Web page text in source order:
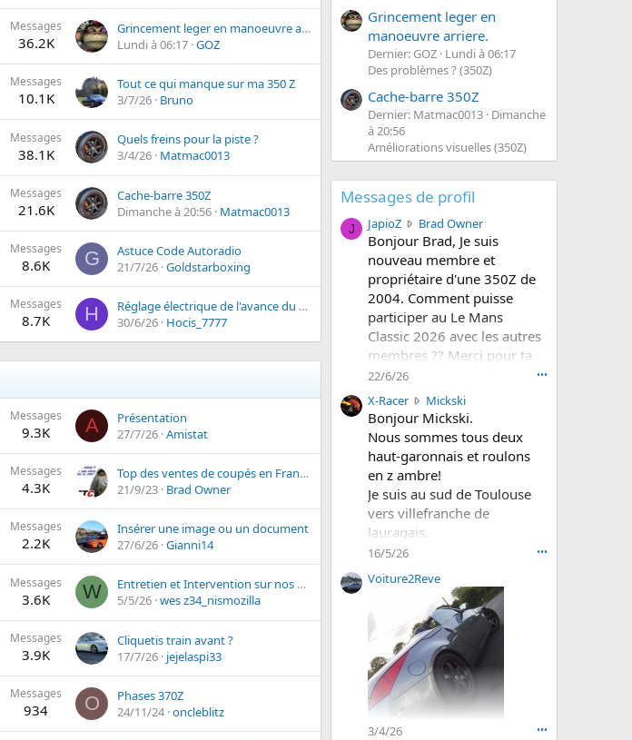
Messages
36.2K
Grincement leger en manoeuvre arriere.
Lundi à 06:17 GOZ
Messages
10.1K
Tout ce qui manque sur ma 350 Z
3/7/26 Bruno
Messages
38.1K
Quels freins pour la piste ?
3/4/26 Matmac0013
Messages
21.6K
Cache-barre 350Z
Dimanche à 20:56 Matmac0013
Messages
8.6K G
Astuce Code Autoradio
21/7/26 Goldstarboxing
Messages
8.7K H
Réglage électrique de l'avance du siège conducteur HS
30/6/26 Hocis_7777
Messages
9.3K A
Présentation
27/7/26 Amistat
Messages
4.3K
Top des ventes de coupés en France en 2017...
21/9/23 Brad Owner
Messages
2.2K
Insérer une image ou un document
27/6/26 Gianni14
Messages
3.6K W
Entretien et Intervention sur nos 370z Roadster Centre-Val de Loire
5/5/26 wes z34_nismozilla
Messages
3.9K
Cliquetis train avant ?
17/7/26 jejelaspi33
Messages
934 O
Phases 370Z
24/11/24 oncleblitz
Grincement leger en
manoeuvre arriere.
Dernier: GOZ Lundi à 06:17
Des problèmes ? (350Z)
Cache-barre 350Z
Dernier: Matmac0013 Dimanche
à 20:56
Améliorations visuelles (350Z)
Messages de profil
J JapioZ Brad OwnerJ
a
p
o
Z
a
é
u
r
p
r
d
e
B
r
a
d
O
w
Bonjour Brad, Je suis
nouveau membre et
propriétaire d'une 350Z de
2004. Comment puisse
participer au Le Mans
Classic 2026 avec les autres
membres ?? Merci pour ta
réponse. Cordialement.
Jaap
22/6/26 •••
X-Racer MickskiX
-
R
c
r
a
t
s
l
e
p
r
Bonjour Mickski.
Nous sommes tous deux
haut-garonnais et roulons
en z ambre!
Je suis au sud de Toulouse
vers villefranche de
lauragais.
Si jamais tu es partant , nous
pouvons nous organiser une
balade picknic un de ces
Au plaisir !
16/5/26 •••
Voiture2Reve
3/4/26 •••